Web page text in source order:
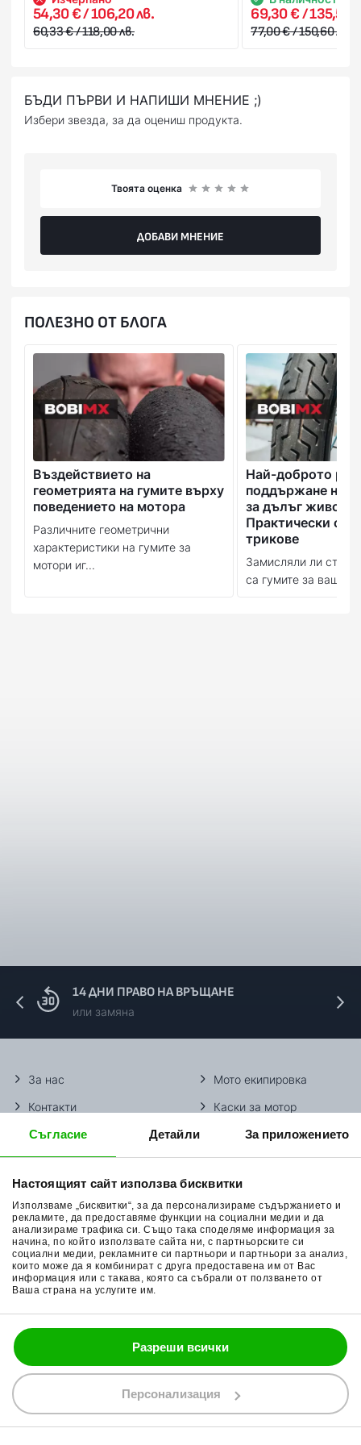
Съгласие Детайли За приложението
Настоящият сайт използва бисквитки
Използваме „бисквитки“, за да персонализираме съдържанието и
рекламите, да предоставяме функции на социални медии и да
анализираме трафика си. Също така споделяме информация за
начина, по който използвате сайта ни, с партньорските си
социални медии, рекламните си партньори и партньори за анализ,
които може да я комбинират с друга предоставена им от Вас
информация или с такава, която са събрали от ползването от
Ваша страна на услугите им.
Разреши всички
Персонализация
54,30 € / 106,20 лв.
60,33 € / 118,00 лв.
69,30 € / 135,54
77,00 € / 150,60 лв.
БЪДИ ПЪРВИ И НАПИШИ МНЕНИЕ ;)
Избери звезда, за да оцениш продукта.
Твоята оценка
ДОБАВИ МНЕНИЕ
ПОЛЕЗНО ОТ БЛОГА
Въздействието на
геометрията на гумите върху
поведението на мотора
Различните геометрични
характеристики на гумите за
мотори иг...
Най-доброто
поддържане на
за дълъг живот:
Практически
трикове
Замисляли ли сте
са гумите за вашия
14 ДНИ ПРАВО НА ВРЪЩАНЕ
или замяна
За нас
Контакти
Методи доставка
Начини плащане
Връщане на стока
Общи условия
Поверителност
Политика за бисквитки
Мото екипировка
Каски за мотор
Ботуши за мотор
Гуми за мотор
Очила за мотор
Раници за мотор
Ръкавици за мотор
Части за мотор
088 200 7002
shop@bobimx.com